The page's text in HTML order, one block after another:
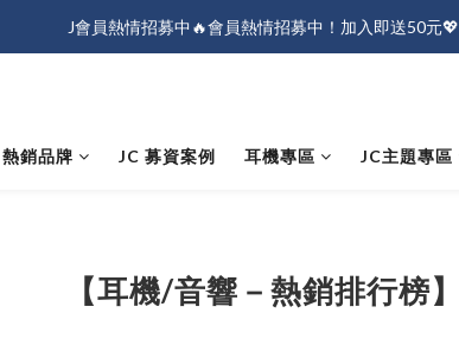
J會員熱情招募中🔥會員熱情招募中！加入即送50元💖
J會員熱情招募中🔥會員熱情招募中！加入即送50元💖
熱銷品牌 JC 募資案例 耳機專區 JC主題專區
【耳機/音響－熱銷排行榜】